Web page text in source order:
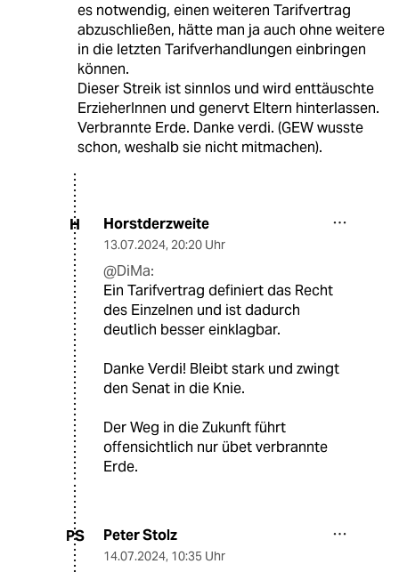
es notwendig, einen weiteren Tarifvertrag
abzuschließen, hätte man ja auch ohne weitere
in die letzten Tarifverhandlungen einbringen
können.
Dieser Streik ist sinnlos und wird enttäuschte
ErzieherInnen und genervt Eltern hinterlassen.
Verbrannte Erde. Danke verdi. (GEW wusste
schon, weshalb sie nicht mitmachen).
H Horstderzweite
13.07.2024, 20:20 Uhr
@DiMa:
Ein Tarifvertrag definiert das Recht
des Einzelnen und ist dadurch
deutlich besser einklagbar.
Danke Verdi! Bleibt stark und zwingt
den Senat in die Knie.
Der Weg in die Zukunft führt
offensichtlich nur übet verbrannte
Erde.
PS Peter Stolz
14.07.2024, 10:35 Uhr